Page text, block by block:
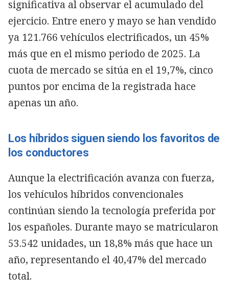
significativa al observar el acumulado del
ejercicio. Entre enero y mayo se han vendido
ya 121.766 vehículos electrificados, un 45%
más que en el mismo periodo de 2025. La
cuota de mercado se sitúa en el 19,7%, cinco
puntos por encima de la registrada hace
apenas un año.
Los híbridos siguen siendo los favoritos de
los conductores
Aunque la electrificación avanza con fuerza,
los vehículos híbridos convencionales
continúan siendo la tecnología preferida por
los españoles. Durante mayo se matricularon
53.542 unidades, un 18,8% más que hace un
año, representando el 40,47% del mercado
total.